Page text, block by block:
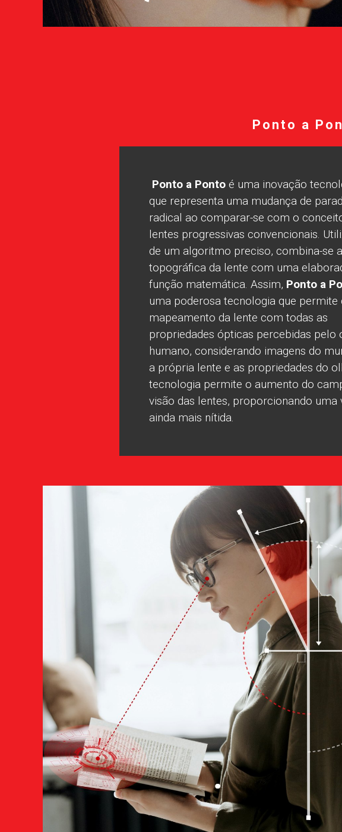
Ponto a
Ponto a Ponto é uma inovação
que representa uma mudança de
radical ao comparar-se com o
lentes progressivas convencionais.
de um algoritmo preciso, combina-se
topográfica da lente com uma
função matemática. Assim, Ponto a
uma poderosa tecnologia que permite
mapeamento da lente com todas as
propriedades ópticas percebidas pelo
humano, considerando imagens do
a própria lente e as propriedades do
tecnologia permite o aumento do
visão das lentes, proporcionando uma
ainda mais nítida.